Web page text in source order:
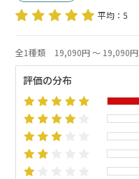
平均：5
全1種類 19,090円 ～ 19,090円
評価の分布